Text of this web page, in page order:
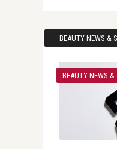
BEAUTY NEWS &
BEAUTY NEWS &